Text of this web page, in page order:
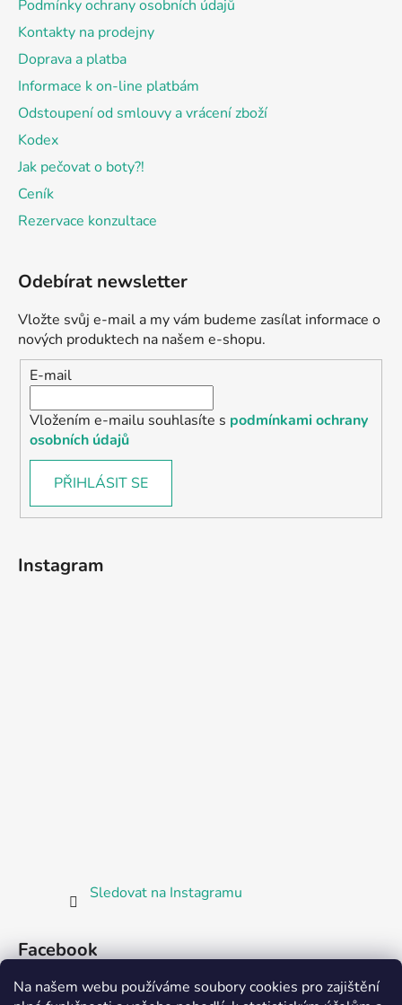
Na našem webu používáme soubory cookies pro zajištění
Podmínky ochrany osobních údajů
Kontakty na prodejny
Doprava a platba
Informace k on-line platbám
Odstoupení od smlouvy a vrácení zboží
Kodex
Jak pečovat o boty?!
Ceník
Rezervace konzultace
Odebírat newsletter
Vložte svůj e-mail a my vám budeme zasílat informace o
nových produktech na našem e-shopu.
E-mail
Vložením e-mailu souhlasíte s podmínkami ochrany
osobních údajů
PŘIHLÁSIT SE
Instagram
Sledovat na Instagramu
Facebook